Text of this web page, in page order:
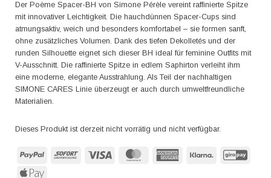
Der Poème Spacer-BH von Simone Pérèle vereint raffinierte Spitze
mit innovativer Leichtigkeit. Die hauchdünnen Spacer-Cups sind
atmungsaktiv, weich und besonders komfortabel – sie formen sanft,
ohne zusätzliches Volumen. Dank des tiefen Dekolletés und der
runden Silhouette eignet sich dieser BH ideal für feminine Outfits mit
V-Ausschnitt. Die raffinierte Spitze in edlem Saphirton verleiht ihm
eine moderne, elegante Ausstrahlung. Als Teil der nachhaltigen
SIMONE CARES Linie überzeugt er auch durch umweltfreundliche
Materialien.
Dieses Produkt ist derzeit nicht vorrätig und nicht verfügbar.
PayPal Sofort MasterCard American
Klarna
Apple